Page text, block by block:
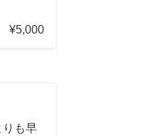
¥5,000
りも早